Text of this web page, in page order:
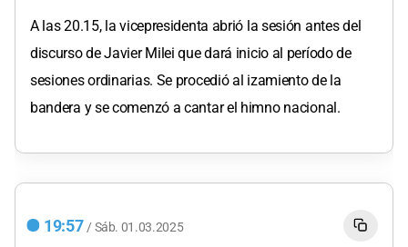
A las 20.15, la vicepresidenta abrió la sesión antes del
discurso de Javier Milei que dará inicio al período de
sesiones ordinarias. Se procedió al izamiento de la
bandera y se comenzó a cantar el himno nacional.
19:57 / Sáb. 01.03.2025